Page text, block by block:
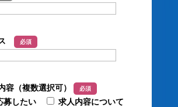
必須
容（複数選択可） 必須
募したい
求人内容について